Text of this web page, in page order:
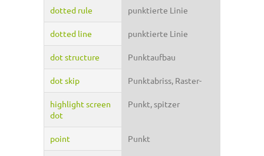
dotted rule punktierte Linie
dotted line punktierte Linie
dot structure Punktaufbau
dot skip Punktabriss, Raster-
highlight screen
dot
Punkt, spitzer
point Punkt